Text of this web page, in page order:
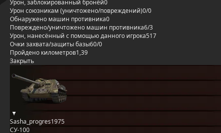
Урон, заблокированный бронёй0
Урон союзникам (уничтожено/повреждений)0/0
Обнаружено машин противника0
Повреждено/уничтожено машин противника6/3
Урон, нанесённый с помощью данного игрока517
Очки захвата/защиты базы60/0
Пройдено километров1,39
Закрыть
Sasha_progres1975
СУ-100